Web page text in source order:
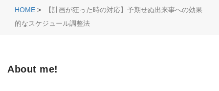
HOME >
【計画が狂った時の対応】予期せぬ出来事への効果
的なスケジュール調整法
About me!